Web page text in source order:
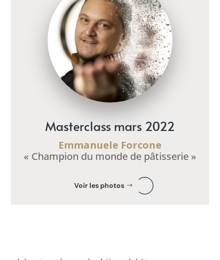
Masterclass mars 2022
Emmanuele Forcone
« Champion du monde de pâtisserie »
Voir les photos